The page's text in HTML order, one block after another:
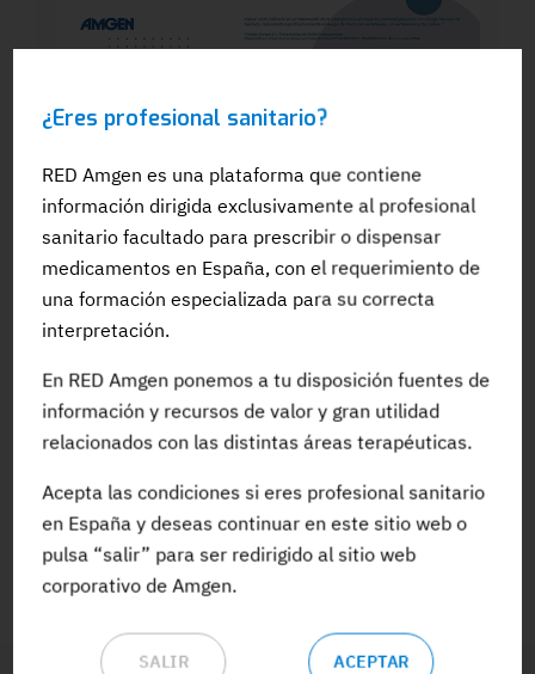
¿Eres profesional sanitario?
RED Amgen es una plataforma que contiene
información dirigida exclusivamente al profesional
sanitario facultado para prescribir o dispensar
medicamentos en España, con el requerimiento de
una formación especializada para su correcta
interpretación.
En RED Amgen ponemos a tu disposición fuentes de
información y recursos de valor y gran utilidad
relacionados con las distintas áreas terapéuticas.
Acepta las condiciones si eres profesional sanitario
en España y deseas continuar en este sitio web o
pulsa “salir” para ser redirigido al sitio web
corporativo de Amgen.
SALIR ACEPTAR
Dra. Silvia González: El papel del
pacientes en tratamiento para la OP: Qué
es la osteoporosis
ACCEDE A TODA LA FORMACIÓN